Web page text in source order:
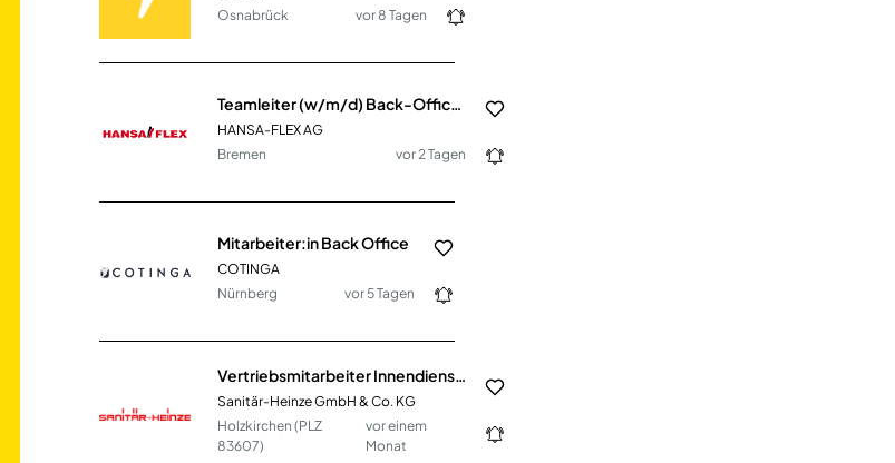
Osnabrück
vor 8 Tagen
Teamleiter (w/m/d) Back-Office Industrieservice & Fluidservice
HANSA-FLEX AG
Bremen
vor 2 Tagen
Mitarbeiter:in Back Office
COTINGA
Nürnberg
vor 5 Tagen
Vertriebsmitarbeiter Innendienst SHK (m/w/d)
Sanitär-Heinze GmbH & Co. KG
Holzkirchen (PLZ
83607)
vor einem
Monat